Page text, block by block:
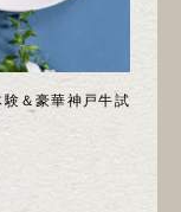
験＆豪華神戸牛試